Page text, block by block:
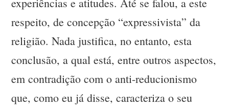
experiências e atitudes. Até se falou, a este
respeito, de concepção “expressivista” da
religião. Nada justifica, no entanto, esta
conclusão, a qual está, entre outros aspectos,
em contradição com o anti-reducionismo
que, como eu já disse, caracteriza o seu